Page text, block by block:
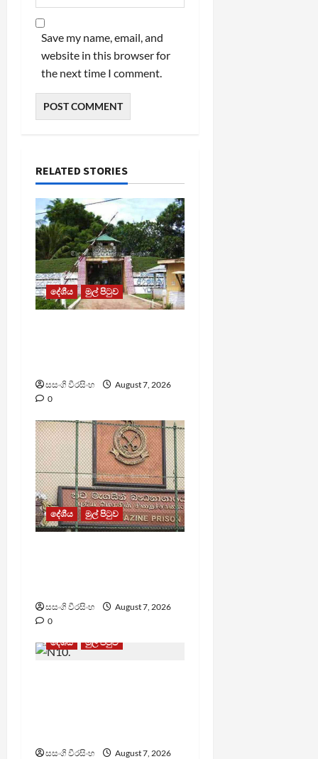
Save my name, email, and
website in this browser for
the next time I comment.
RELATED STORIES
දේශීය මුල් පිටුව
සසංගි වීරසිංහ
August 7, 2026
0
දේශීය මුල් පිටුව
සසංගි වීරසිංහ
August 7, 2026
0
දේශීය
මුල් පිටුව
සසංගි වීරසිංහ
August 7, 2026